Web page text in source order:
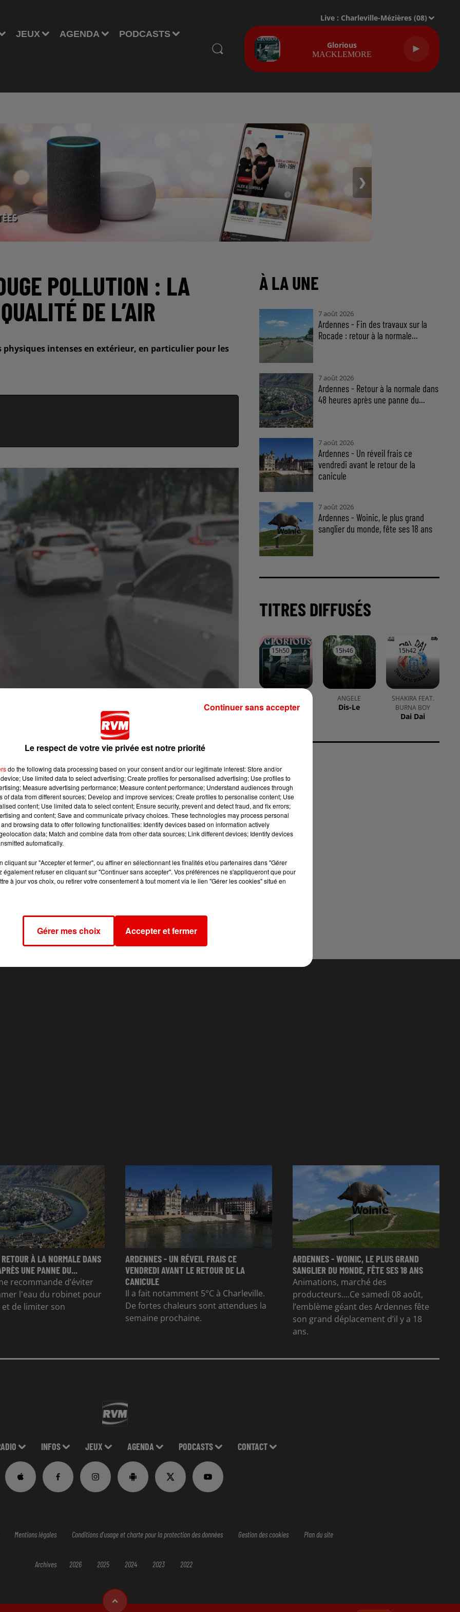
JEUX AGENDA PODCASTS
Live : Charleville-Mézières (08)
Glorious
MACKLEMORE
❯
POLLUTION : LA
DE L’AIR
intenses en extérieur, en particulier pour les
région, une alerte rouge à la pollution de l’air a été
de températures élevées et d’un air stagnant favorise la
la qualité de l’air.
de l’air devrait être majoritairement mauvais sur l’ensemble
météorologiques actuelles, typiques des épisodes de
issus notamment du trafic routier et des activités
et contribuent à la formation d’ozone. L’absence de vent
physiques intenses en extérieur, en particulier pour les
ou souffrant de pathologies respiratoires). Il est
de ne pas aggraver les émissions.
les conditions anticycloniques et les fortes chaleurs
À LA UNE
7 août 2026
Ardennes - Fin des travaux sur la
Rocade : retour à la normale...
7 août 2026
Ardennes - Retour à la normale dans
48 heures après une panne du...
7 août 2026
Ardennes - Un réveil frais ce
vendredi avant le retour de la
canicule
7 août 2026
Ardennes - Woinic, le plus grand
sanglier du monde, fête ses 18 ans
TITRES DIFFUSÉS
15h50
15h50
Glorious
15h46
15h46
ANGELE
Dis-Le
15h42
15h42
SHAKIRA FEAT.
BURNA BOY
Dai Dai
À LA NORMALE DANS
UNE PANNE DU...
recommande d’éviter
l'eau du robinet pour
de limiter son
ARDENNES - UN RÉVEIL FRAIS CE
VENDREDI AVANT LE RETOUR DE LA
CANICULE
Il a fait notamment 5°C à Charleville.
De fortes chaleurs sont attendues la
semaine prochaine.
ARDENNES - WOINIC, LE PLUS GRAND
SANGLIER DU MONDE, FÊTE SES 18 ANS
Animations, marché des
producteurs....Ce samedi 08 août,
l’emblème géant des Ardennes fête
son grand déplacement d’il y a 18
ans.
INFOS JEUX AGENDA PODCASTS CONTACT
Mentions légales Conditions d'usage et charte pour la protection des données Gestion des cookies Plan du site
Archives 2026 2025 2024 2023 2022
Le respect de votre vie privée est notre priorité
do the following data processing based on your consent and/or our legitimate interest: Store and/or
Use limited data to select advertising; Create profiles for personalised advertising; Use profiles to
Measure advertising performance; Measure content performance; Understand audiences through
of data from different sources; Develop and improve services; Create profiles to personalise content; Use
content; Use limited data to select content; Ensure security, prevent and detect fraud, and fix errors;
and content; Save and communicate privacy choices. These technologies may process personal
browsing data to offer following functionalities: Identify devices based on information actively
data; Match and combine data from other data sources; Link different devices; Identify devices
automatically.
cliquant sur "Accepter et fermer", ou affiner en sélectionnant les finalités et/ou partenaires dans "Gérer
également refuser en cliquant sur "Continuer sans accepter". Vos préférences ne s'appliqueront que pour
à jour vos choix, ou retirer votre consentement à tout moment via le lien "Gérer les cookies" situé en
Gérer mes choix Accepter et fermer
Continuer sans accepter